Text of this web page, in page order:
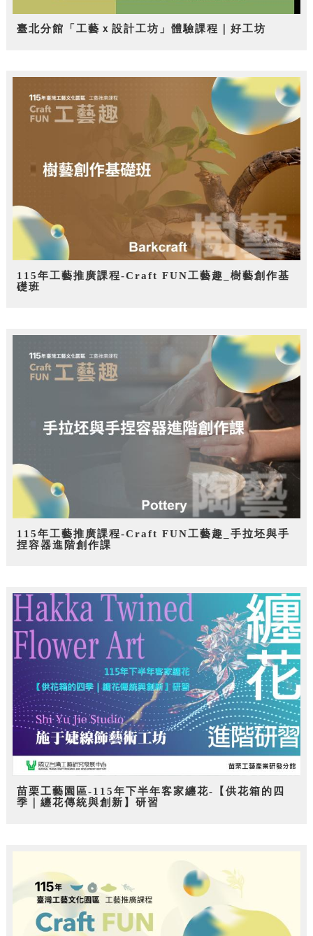
臺北分館「工藝ｘ設計工坊」體驗課程｜好工坊
115年工藝推廣課程-Craft FUN工藝趣_樹藝創作基
礎班
115年工藝推廣課程-Craft FUN工藝趣_手拉坯與手
捏容器進階創作課
苗栗工藝園區-115年下半年客家纏花-【供花箱的四
季｜纏花傳統與創新】研習